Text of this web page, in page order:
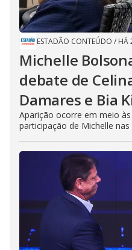
ESTADÃO CONTEÚDO / HÁ
Michelle
debate de
Damares e Bia
Aparição ocorre em meio
participação de Michelle